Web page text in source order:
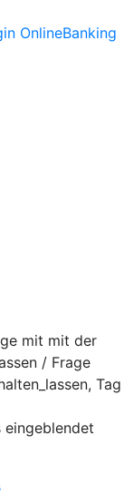
OnlineBanking
mit mit der
/ Frage
Tag